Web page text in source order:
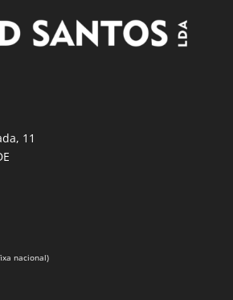
11
nacional)